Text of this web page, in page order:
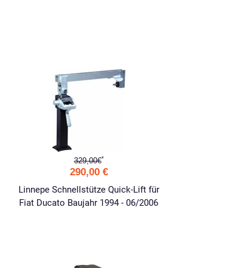
329,00€*
290,00 €
Linnepe Schnellstütze Quick-Lift für
Fiat Ducato Baujahr 1994 - 06/2006